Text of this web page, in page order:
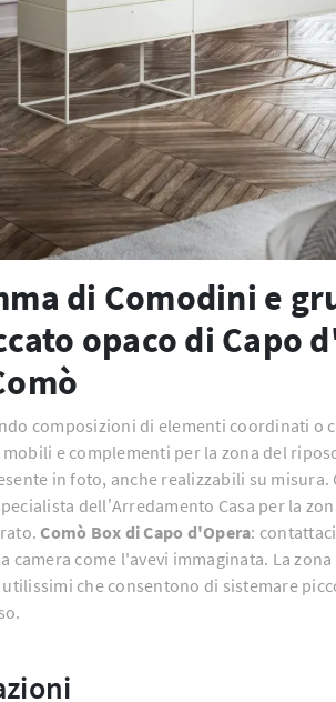
di Comodini e
opaco di Capo
composizioni di elementi coordinati o
e complementi per la zona del
in foto, anche realizzabili su
dell’Arredamento Casa per la
Comò Box di Capo d'Opera:
camera come l'avevi immaginata. La
che consentono di sistemare